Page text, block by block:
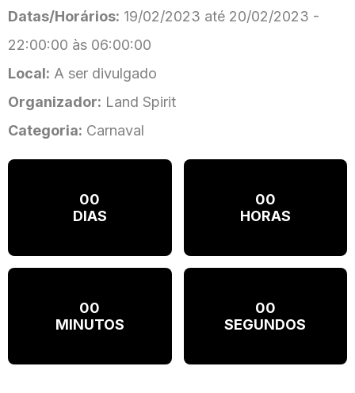
Datas/Horários: 19/02/2023 até 20/02/2023 -
22:00:00 às 06:00:00
Local: A ser divulgado
Organizador: Land Spirit
Categoria: Carnaval
00
DIAS
00
HORAS
00
MINUTOS
00
SEGUNDOS